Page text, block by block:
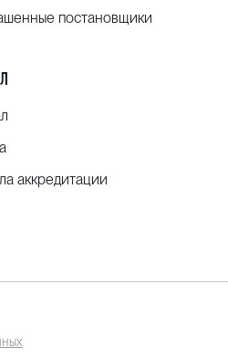
постановщики
аккредитации